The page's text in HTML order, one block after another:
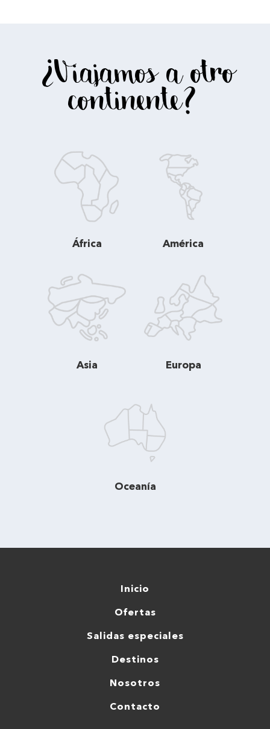
¿Viajamos a otro
continente?
África América
Asia Europa
Oceanía
Inicio
Ofertas
Salidas especiales
Destinos
Nosotros
Contacto